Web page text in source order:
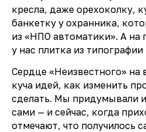
кресла, даже орехоколку,
банкетку у охранника,
из «НПО автоматики». А на
у нас плитка из
Сердце «Неизвестного»
куча идей, как изменить
сделать. Мы придумывали
сами — и сейчас, когда
отмечают, что получилось